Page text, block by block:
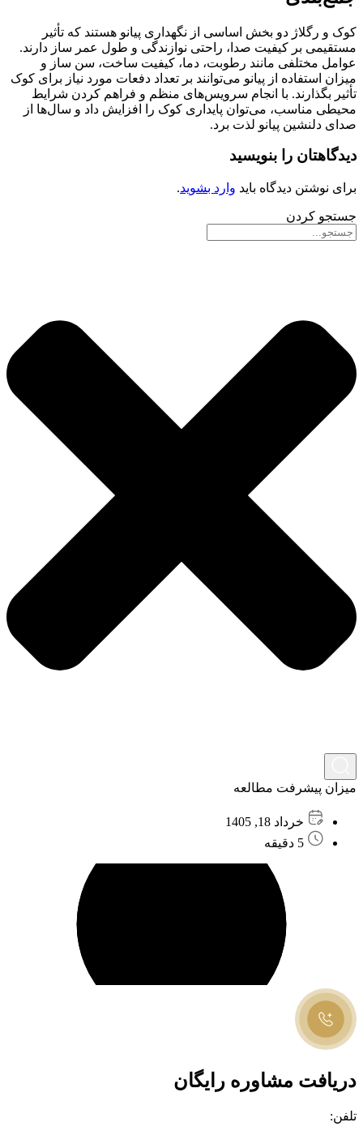
کوک و رگلاژ دو بخش اساسی از نگهداری پیانو هستند که تأثیر
مستقیمی بر کیفیت صدا، راحتی نوازندگی و طول عمر ساز دارند.
عوامل مختلفی مانند رطوبت، دما، کیفیت ساخت، سن ساز و
میزان استفاده از پیانو می‌توانند بر تعداد دفعات مورد نیاز برای کوک
تأثیر بگذارند. با انجام سرویس‌های منظم و فراهم کردن شرایط
محیطی مناسب، می‌توان پایداری کوک را افزایش داد و سال‌ها از
صدای دلنشین پیانو لذت برد.
دیدگاهتان را بنویسید
برای نوشتن دیدگاه باید وارد بشوید.
جستجو کردن
میزان پیشرفت مطالعه
خرداد 18, 1405
5 دقیقه
دریافت مشاوره رایگان
تلفن: